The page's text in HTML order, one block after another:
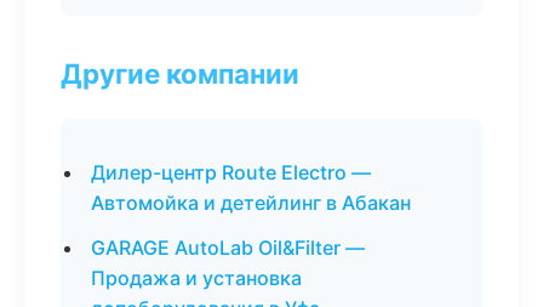
Другие компании
Дилер-центр Route Electro —
Автомойка и детейлинг в Абакан
GARAGE AutoLab Oil&Filter —
Продажа и установка